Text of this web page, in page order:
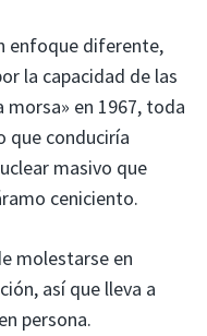
enfoque diferente,
la capacidad de las
morsa» en 1967, toda
que conduciría
masivo que
ceniciento.
molestarse en
así que lleva a
persona.